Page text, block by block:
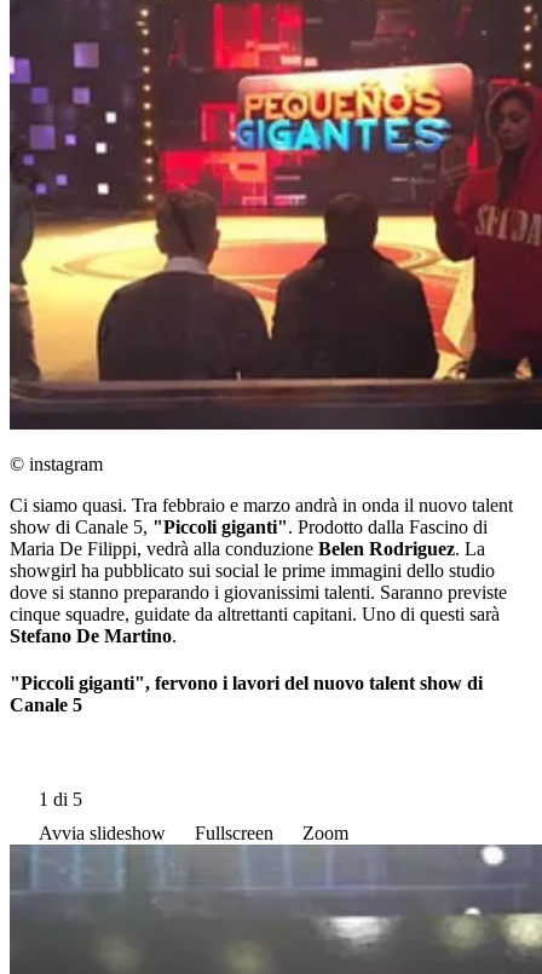
© instagram
Ci siamo quasi. Tra febbraio e marzo andrà in onda il nuovo talent
show di Canale 5, "Piccoli giganti". Prodotto dalla Fascino di
Maria De Filippi, vedrà alla conduzione Belen Rodriguez. La
showgirl ha pubblicato sui social le prime immagini dello studio
dove si stanno preparando i giovanissimi talenti. Saranno previste
cinque squadre, guidate da altrettanti capitani. Uno di questi sarà
Stefano De Martino.
"Piccoli giganti", fervono i lavori del nuovo talent show di
Canale 5
1 di 5
Avvia slideshow
Fullscreen Zoom